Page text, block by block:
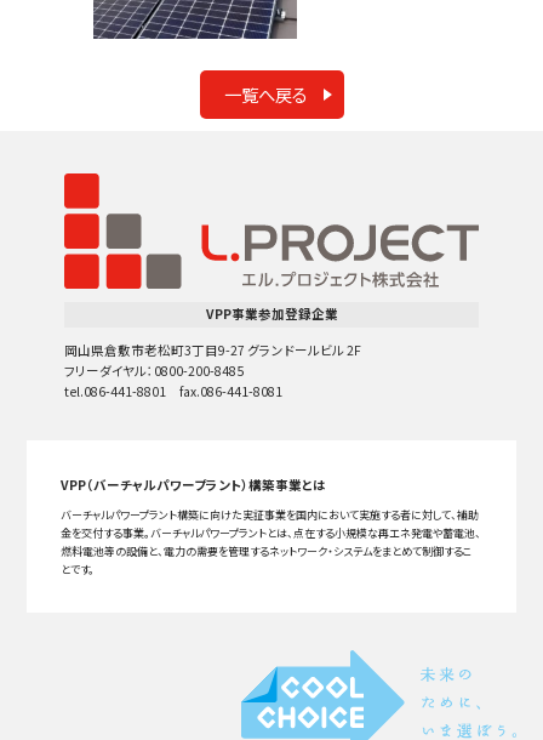
一覧へ戻る
VPP事業参加登録企業
岡山県倉敷市老松町3丁目9-27 グランドールビル 2F
フリーダイヤル：0800-200-8485
tel.086-441-8801 fax.086-441-8081
VPP（バーチャルパワープラント）構築事業とは
バーチャルパワープラント構築に向けた実証事業を国内において実施する者に対して、補助
金を交付する事業。バーチャルパワープラントとは、点在する小規模な再エネ発電や蓄電池、
燃料電池等の設備と、電力の需要を管理するネットワーク・システムをまとめて制御するこ
とです。